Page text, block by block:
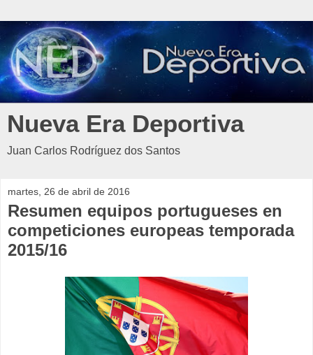
Nueva Era Deportiva
Juan Carlos Rodríguez dos Santos
martes, 26 de abril de 2016
Resumen equipos portugueses en
competiciones europeas temporada
2015/16